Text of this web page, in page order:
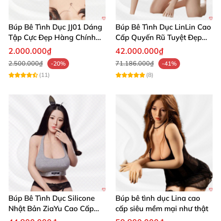
Búp Bê Tình Dục JJ01 Dáng
Tập Cực Đẹp Hàng Chính
Hãng
2.000.000₫
2.500.000₫
-20%
(11)
Búp Bê Tình Dục LinLin Cao
Cấp Quyến Rũ Tuyệt Đẹp
Mua Ngay
42.000.000₫
71.186.000₫
-41%
(8)
Búp Bê Tình Dục Silicone
Nhật Bản ZiaYu Cao Cấp
Chính Hãng
Búp bê tình dục Lina cao
cấp siêu mềm mại như thật